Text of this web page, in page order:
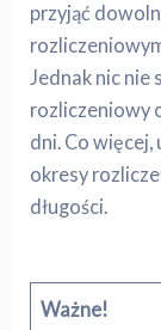
przyjąć
Jednak nic nie
rozliczeniowy
dni. Co
okresy
długości.
Ważne!